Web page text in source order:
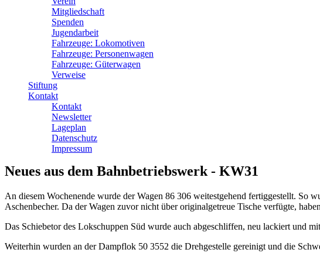
Mitgliedschaft
Spenden
Jugendarbeit
Fahrzeuge: Lokomotiven
Fahrzeuge: Personenwagen
Fahrzeuge: Güterwagen
Verweise
Stiftung
Kontakt
Kontakt
Newsletter
Lageplan
Datenschutz
Impressum
Neues aus dem Bahnbetriebswerk - KW31
An diesem Wochenende wurde der Wagen 86 306 weitestgehend fertiggestellt. So
Aschenbecher. Da der Wagen zuvor nicht über originalgetreue Tische verfügte,
Das Schiebetor des Lokschuppen Süd wurde auch abgeschliffen, neu lackiert und
Weiterhin wurden an der Dampflok 50 3552 die Drehgestelle gereinigt und die